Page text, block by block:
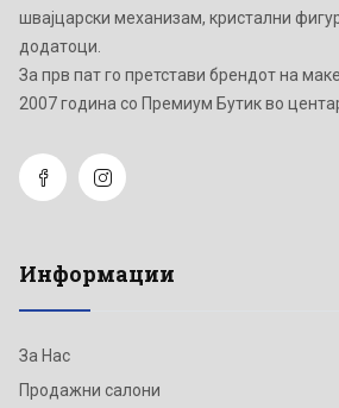
швајцарски механизам, кристални
додатоци.
Зa прв пат го претстави брендот на
2007 година со Премиум Бутик во
Информации
За Нас
Продажни салони